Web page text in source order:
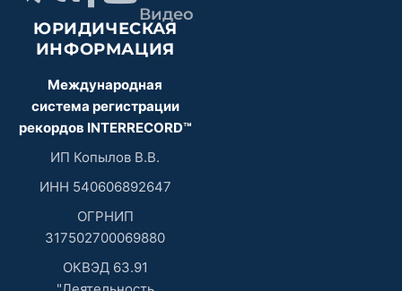
ЮРИДИЧЕСКАЯ
ИНФОРМАЦИЯ
Международная
система регистрации
рекордов INTERRECORD™
ИП Копылов В.В.
ИНН 540606892647
ОГРНИП
317502700069880
ОКВЭД 63.91